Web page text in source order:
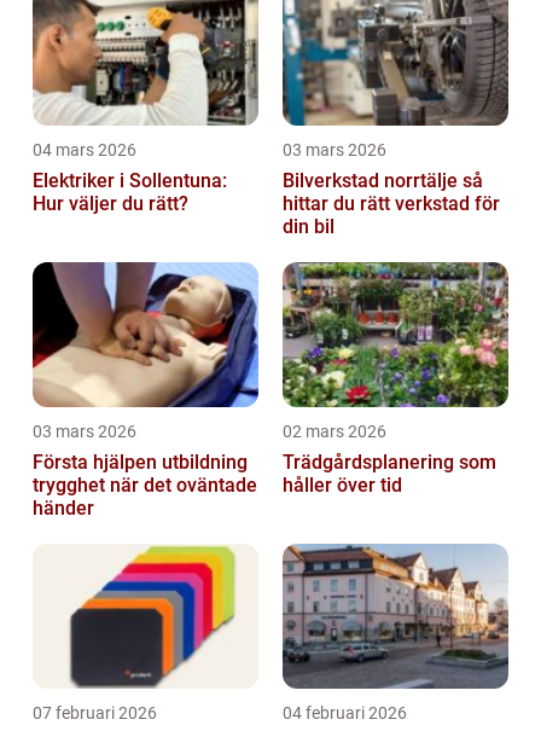
04 mars 2026
Elektriker i Sollentuna:
Hur väljer du rätt?
03 mars 2026
Bilverkstad norrtälje så
hittar du rätt verkstad för
din bil
03 mars 2026
Första hjälpen utbildning
trygghet när det oväntade
händer
02 mars 2026
Trädgårdsplanering som
håller över tid
07 februari 2026 04 februari 2026